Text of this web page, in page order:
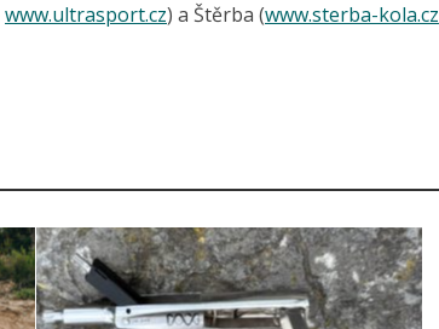
www.ultrasport.cz) a Štěrba (www.sterba-kola.cz